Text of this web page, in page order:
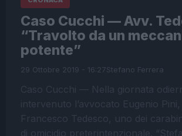
Caso Cucchi — Avv.
“Travolto da un
potente”
29 Ottobre 2019 - 16:27Stefano Ferrera
Caso Cucchi — Nella giornata
intervenuto l’avvocato Eugenio
Francesco Tedesco, uno dei
di omicidio preterintenzionale.